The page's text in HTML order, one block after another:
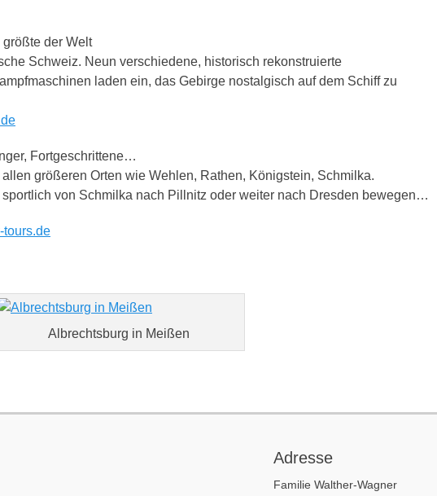
der Welt
Schweiz. Neun verschiedene, historisch rekonstruierte
laden ein, das Gebirge nostalgisch auf dem Schiff zu
Fortgeschrittene…
größeren Orten wie Wehlen, Rathen, Königstein, Schmilka.
von Schmilka nach Pillnitz oder weiter nach Dresden bewegen…
tours.de
Albrechtsburg in Meißen
Adresse
Familie Walther-Wagner